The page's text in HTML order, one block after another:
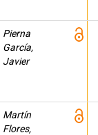
Pierna
García,
Javier
Martín
Flores,